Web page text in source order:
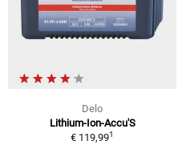
Delo
Lithium-Ion-Accu'S
€ 119,991